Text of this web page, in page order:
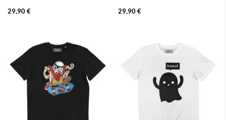
29,90 € 29,90 €